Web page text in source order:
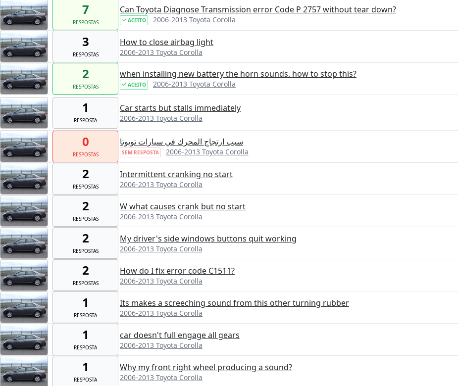
7
RESPOSTAS
Can Toyota Diagnose Transmission error Code P 2757 without tear down?
ACEITO 2006-2013 Toyota Corolla
3
RESPOSTAS
How to close airbag light
2006-2013 Toyota Corolla
2
RESPOSTAS
when installing new battery the horn sounds. how to stop this?
ACEITO 2006-2013 Toyota Corolla
1
RESPOSTA
Car starts but stalls immediately
2006-2013 Toyota Corolla
0
RESPOSTAS
سبب ارتجاج المحرك في سيارات تويوتا
SEM RESPOSTA 2006-2013 Toyota Corolla
2
RESPOSTAS
Intermittent cranking no start
2006-2013 Toyota Corolla
2
RESPOSTAS
W what causes crank but no start
2006-2013 Toyota Corolla
2
RESPOSTAS
My driver's side windows buttons quit working
2006-2013 Toyota Corolla
2
RESPOSTAS
How do I fix error code C1511?
2006-2013 Toyota Corolla
1
RESPOSTA
Its makes a screeching sound from this other turning rubber
2006-2013 Toyota Corolla
1
RESPOSTA
car doesn't full engage all gears
2006-2013 Toyota Corolla
1
RESPOSTA
Why my front right wheel producing a sound?
2006-2013 Toyota Corolla